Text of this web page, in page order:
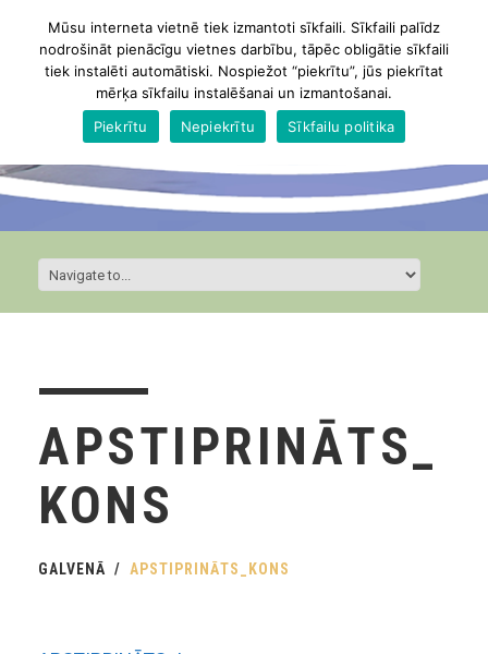
APSTIPRINĀTS_
KONS
GALVENĀ APSTIPRINĀTS_KONS
Mūsu interneta vietnē tiek izmantoti sīkfaili. Sīkfaili palīdz
nodrošināt pienācīgu vietnes darbību, tāpēc obligātie sīkfaili
tiek instalēti automātiski. Nospiežot “piekrītu”, jūs piekrītat
mērķa sīkfailu instalēšanai un izmantošanai.
Piekrītu
Nepiekrītu Sīkfailu politika